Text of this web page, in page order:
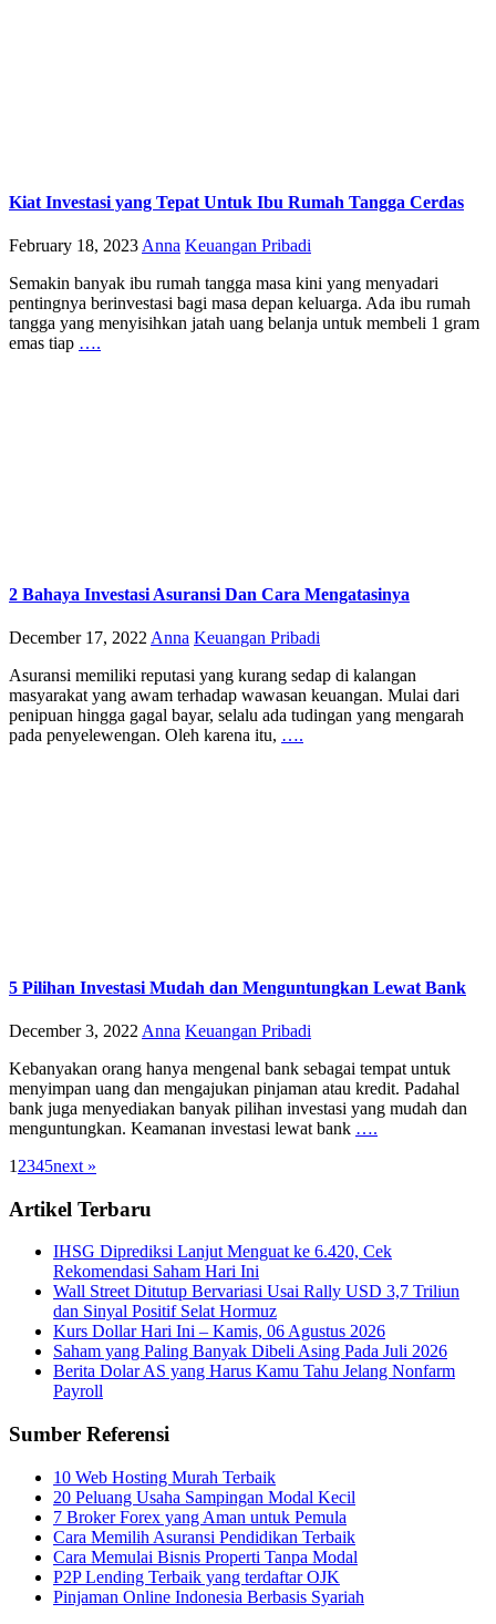
Kiat Investasi yang Tepat Untuk Ibu Rumah Tangga Cerdas
February 18, 2023 Anna Keuangan Pribadi
Semakin banyak ibu rumah tangga masa kini yang menyadari
pentingnya berinvestasi bagi masa depan keluarga. Ada ibu rumah
tangga yang menyisihkan jatah uang belanja untuk membeli 1 gram
emas tiap ….
2 Bahaya Investasi Asuransi Dan Cara Mengatasinya
December 17, 2022Anna Keuangan Pribadi
Asuransi memiliki reputasi yang kurang sedap di kalangan
masyarakat yang awam terhadap wawasan keuangan. Mulai dari
penipuan hingga gagal bayar, selalu ada tudingan yang mengarah
pada penyelewengan. Oleh karena itu, ….
5 Pilihan Investasi Mudah dan Menguntungkan Lewat Bank
December 3, 2022 Anna Keuangan Pribadi
Kebanyakan orang hanya mengenal bank sebagai tempat untuk
menyimpan uang dan mengajukan pinjaman atau kredit. Padahal
bank juga menyediakan banyak pilihan investasi yang mudah dan
menguntungkan. Keamanan investasi lewat bank ….
1 2345next »
Artikel Terbaru
IHSG Diprediksi Lanjut Menguat ke 6.420, Cek
Rekomendasi Saham Hari Ini
Wall Street Ditutup Bervariasi Usai Rally USD 3,7 Triliun
dan Sinyal Positif Selat Hormuz
Kurs Dollar Hari Ini – Kamis, 06 Agustus 2026
Saham yang Paling Banyak Dibeli Asing Pada Juli 2026
Berita Dolar AS yang Harus Kamu Tahu Jelang Nonfarm
Payroll
Sumber Referensi
10 Web Hosting Murah Terbaik
20 Peluang Usaha Sampingan Modal Kecil
7 Broker Forex yang Aman untuk Pemula
Cara Memilih Asuransi Pendidikan Terbaik
Cara Memulai Bisnis Properti Tanpa Modal
P2P Lending Terbaik yang terdaftar OJK
Pinjaman Online Indonesia Berbasis Syariah